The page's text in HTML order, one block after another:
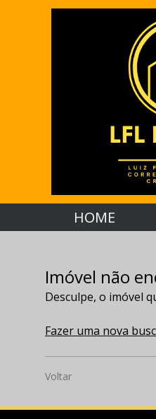
HOME
Imóvel não
Desculpe, o imóvel
Fazer uma nova
Voltar